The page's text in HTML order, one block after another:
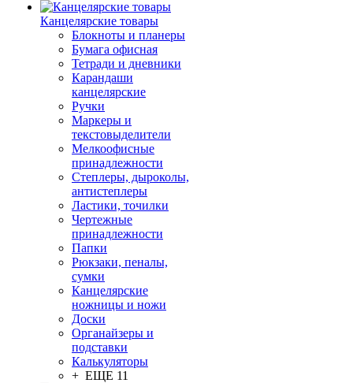
Канцелярские товары
Блокноты и планеры
Бумага офисная
Тетради и дневники
Карандаши
канцелярские
Ручки
Маркеры и
текстовыделители
Мелкоофисные
принадлежности
Степлеры, дыроколы,
антистеплеры
Ластики, точилки
Чертежные
принадлежности
Папки
Рюкзаки, пеналы,
сумки
Канцелярские
ножницы и ножи
Доски
Органайзеры и
подставки
Калькуляторы
+ ЕЩЕ 11